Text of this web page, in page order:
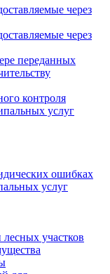
через
через
переданных
контроля
услуг
ошибках
услуг
участков